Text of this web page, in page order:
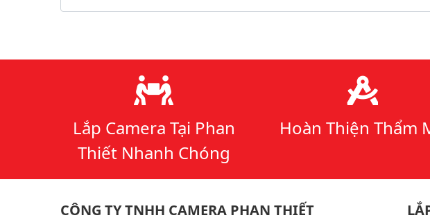
Lý do chọn chúng tôi
Lắp Camera Tại Phan
Thiết Nhanh Chóng
Hoàn Thiện Thẩm
CÔNG TY TNHH CAMERA PHAN THIẾT